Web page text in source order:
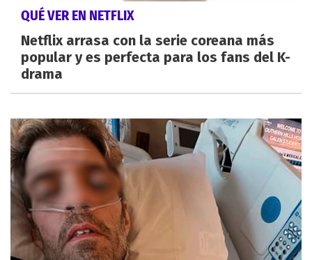
QUÉ VER EN NETFLIX
Netflix arrasa con la serie coreana más
popular y es perfecta para los fans del K-
drama